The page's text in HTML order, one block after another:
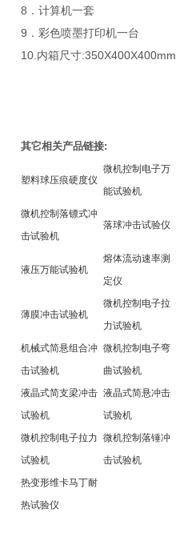
8．计算机一套
9．彩色喷墨打印机一台
10.内箱尺寸:350X400X400mm
其它相关产品链接:
塑料球压痕硬度仪
微机控制电子万
能试验机
微机控制落镖式冲
击试验机
落球冲击试验仪
液压万能试验机
熔体流动速率测
定仪
薄膜冲击试验机
微机控制电子拉
力试验机
机械式简悬组合冲
击试验机
微机控制电子弯
曲试验机
液晶式简支梁冲击
试验机
液晶式简悬冲击
试验机
微机控制电子拉力
试验机
微机控制落锤冲
击试验机
热变形维卡马丁耐
热试验仪